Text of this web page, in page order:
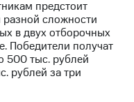
предстоит
разной сложности
в двух отборочных
Победители получат
500 тыс. рублей
рублей за три